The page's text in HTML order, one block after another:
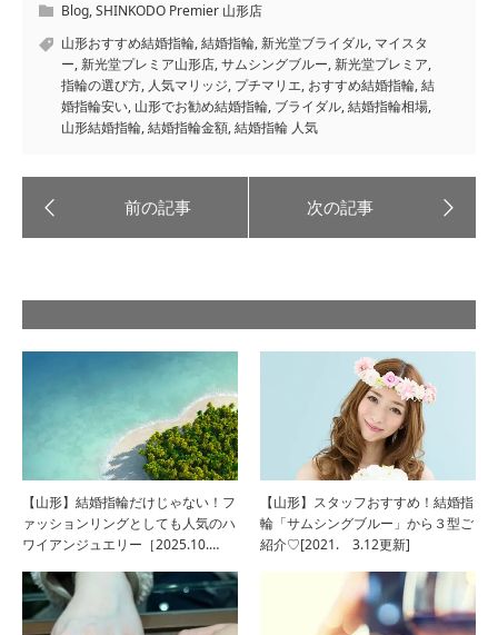
Blog,SHINKODO Premier 山形店
山形おすすめ結婚指輪,結婚指輪,新光堂ブライダル, マイスタ
ー,新光堂プレミア山形店,サムシングブルー,新光堂プレミア,
指輪の選び方, 人気マリッジ, プチマリエ, おすすめ結婚指輪,結
婚指輪安い, 山形でお勧め結婚指輪, ブライダル,結婚指輪相場,
山形結婚指輪,結婚指輪金額,結婚指輪 人気
【山形】結婚指輪だけじゃない！フ
ァッションリングとしても人気のハ
ワイアンジュエリー［2025.10.…
【山形】スタッフおすすめ！結婚指
輪「サムシングブルー」から３型ご
紹介♡[2021. 3.12更新]